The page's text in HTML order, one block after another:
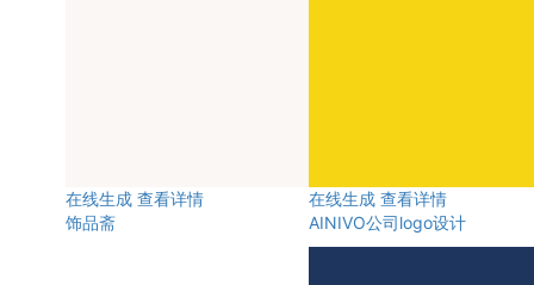
在线生成 查看详情
饰品斋
在线生成 查看详情
AINIVO公司logo设计